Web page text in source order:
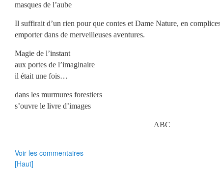
masques de l’aube
Il suffirait d’un rien pour que contes et Dame Nature, en
emporter dans de merveilleuses aventures.
Magie de l’instant
aux portes de l’imaginaire
il était une fois…
dans les murmures forestiers
s’ouvre le livre d’images
ABC
Voir les commentaires
[Haut]